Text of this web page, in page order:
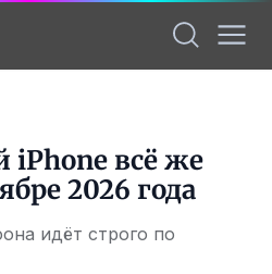
iPhone всё же
2026 года
идёт строго по